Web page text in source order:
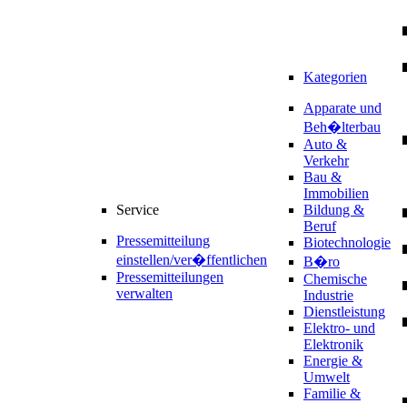
Service
Pressemitteilung
einstellen/ver�ffentlichen
Pressemitteilungen
verwalten
Kategorien
Apparate und
Beh�lterbau
Auto &
Verkehr
Bau &
Immobilien
Bildung &
Beruf
Biotechnologie
B�ro
Chemische
Industrie
Dienstleistung
Elektro- und
Elektronik
Energie &
Umwelt
Familie &